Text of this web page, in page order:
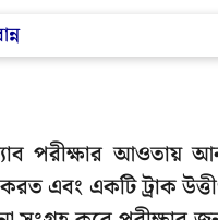
পরীক্ষার আওতায়
এবং একটি ট্রাক